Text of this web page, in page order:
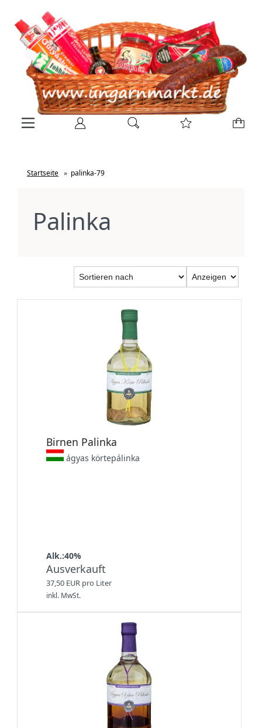
Startseite » palinka-79
Palinka
Birnen Palinka
ágyas körtepálinka
Alk.:40%
Ausverkauft
37,50 EUR pro Liter
inkl. MwSt.